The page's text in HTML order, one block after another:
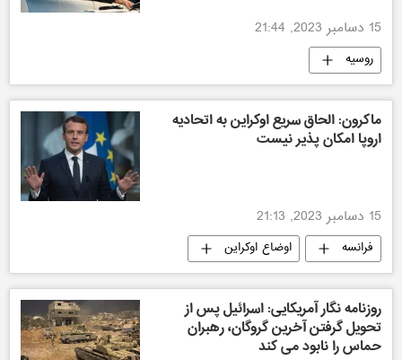
15 دسامبر 2023, 21:44
روسیه
ماکرون: الحاق سریع اوکراین به اتحادیه
اروپا امکان پذیر نیست
15 دسامبر 2023, 21:13
فرانسه
اوضاع اوکراین
اتحادیه اروپا
روزنامه نگار آمریکایی: اسرائیل پس از
تحویل گرفتن آخرین گروگان، رهبران
حماس را نابود می کند